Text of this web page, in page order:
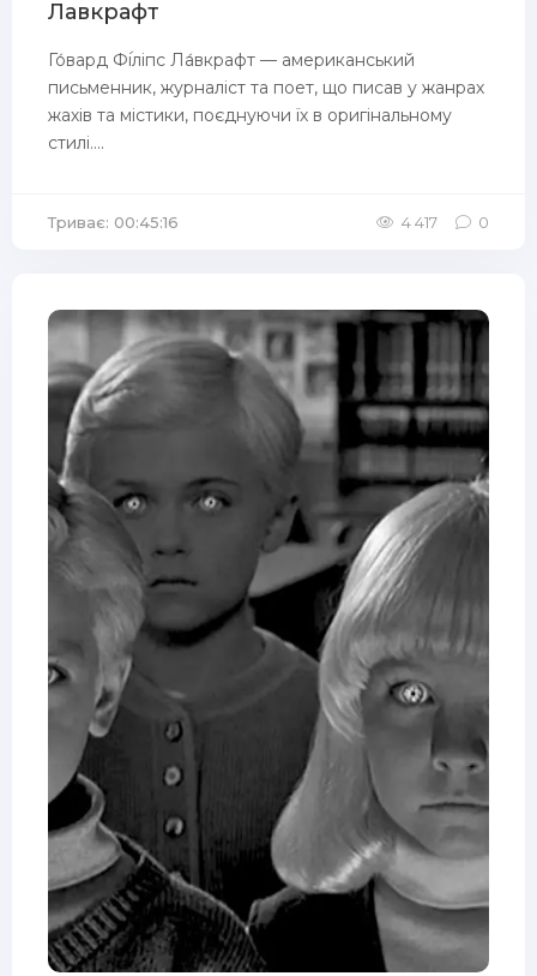
Лавкрафт
Го́вард Фі́ліпс Ла́вкрафт — американський
письменник, журналіст та поет, що писав у жанрах
жахів та містики, поєднуючи їх в оригінальному
стилі....
Триває: 00:45:16 4 417 0